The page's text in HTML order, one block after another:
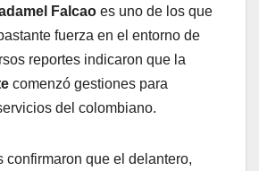
Falcao es uno de los que
fuerza en el entorno de
reportes indicaron que la
comenzó gestiones para
del colombiano.
confirmaron que el delantero,